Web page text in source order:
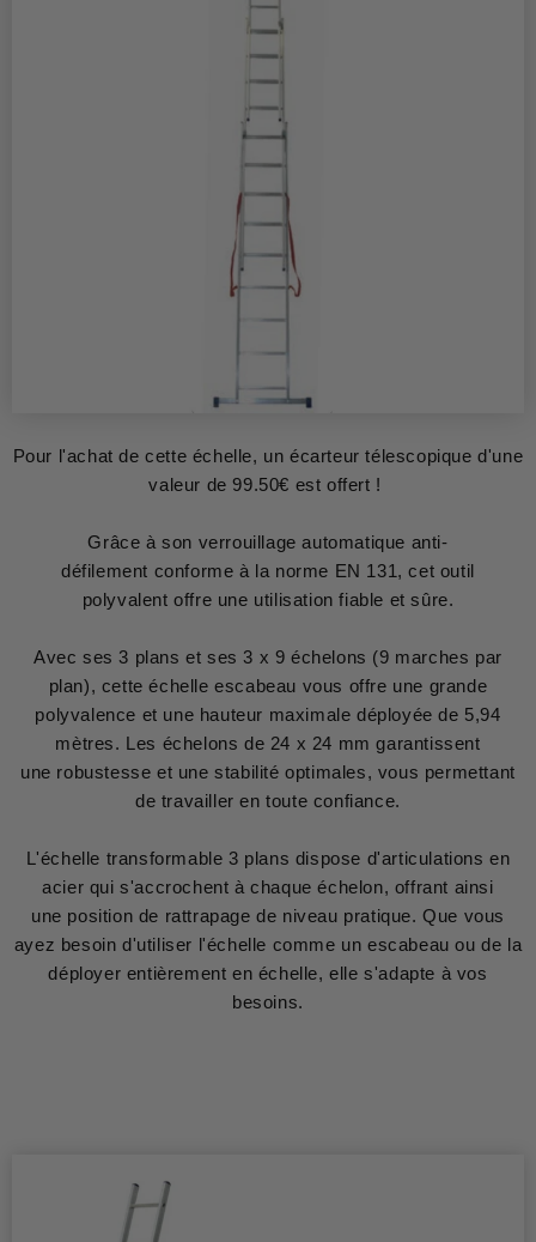
Pour l'achat de cette échelle, un écarteur télescopique d'une
valeur de 99.50€ est offert !
Grâce à son verrouillage automatique anti-
défilement conforme à la norme EN 131, cet outil
polyvalent offre une utilisation fiable et sûre.
Avec ses 3 plans et ses 3 x 9 échelons (9 marches par
plan), cette échelle escabeau vous offre une grande
polyvalence et une hauteur maximale déployée de 5,94
mètres. Les échelons de 24 x 24 mm garantissent
une robustesse et une stabilité optimales, vous permettant
de travailler en toute confiance.
L'échelle transformable 3 plans dispose d'articulations en
acier qui s'accrochent à chaque échelon, offrant ainsi
une position de rattrapage de niveau pratique. Que vous
ayez besoin d'utiliser l'échelle comme un escabeau ou de la
déployer entièrement en échelle, elle s'adapte à vos
besoins.